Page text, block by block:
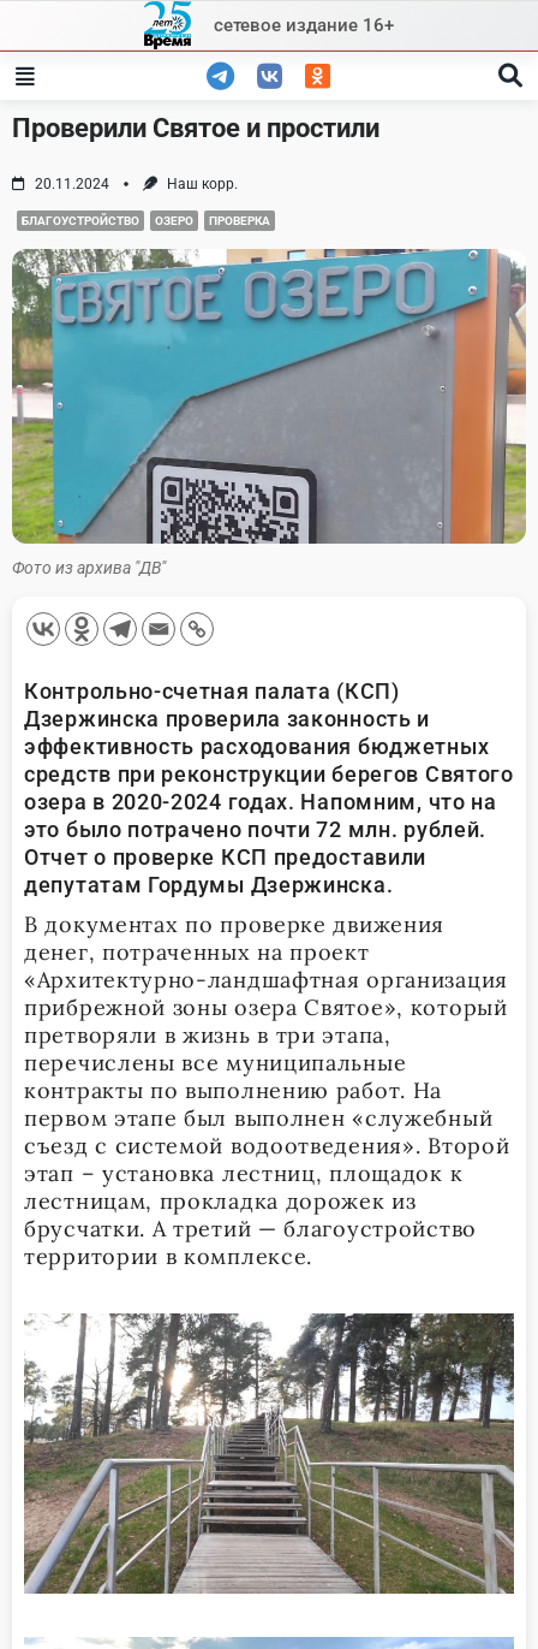
content
сетевое издание 16+
Проверили Святое и простили
20.11.2024 Наш корр.
БЛАГОУСТРОЙСТВО ОЗЕРО ПРОВЕРКА
Фото из архива "ДВ"
Контрольно-счетная палата (КСП)
Дзержинска проверила законность и
эффективность расходования бюджетных
средств при реконструкции берегов Святого
озера в 2020-2024 годах. Напомним, что на
это было потрачено почти 72 млн. рублей.
Отчет о проверке КСП предоставили
депутатам Гордумы Дзержинска.
В документах по проверке движения
денег, потраченных на проект
«Архитектурно-ландшафтная организация
прибрежной зоны озера Святое», который
претворяли в жизнь в три этапа,
перечислены все муниципальные
контракты по выполнению работ. На
первом этапе был выполнен «служебный
съезд с системой водоотведения». Второй
этап – установка лестниц, площадок к
лестницам, прокладка дорожек из
брусчатки. А третий — благоустройство
территории в комплексе.